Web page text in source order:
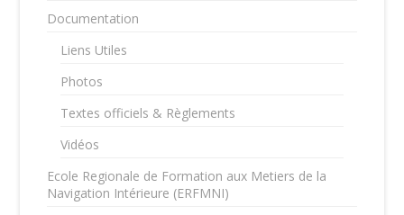
Documentation
Liens Utiles
Photos
Textes officiels & Règlements
Vidéos
Ecole Regionale de Formation aux Metiers de la
Navigation Intérieure (ERFMNI)